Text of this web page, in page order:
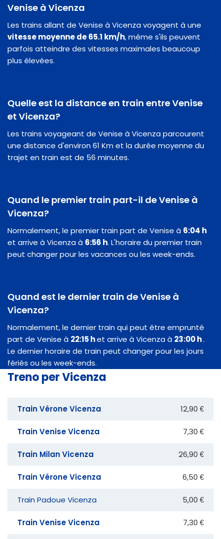
Venise à Vicenza
Les trains allant de Venise à Vicenza voyagent à une
vitesse moyenne de 65.1 km/h, même s'ils peuvent
parfois atteindre des vitesses maximales beaucoup
plus élevées.
Quelle est la distance en train entre Venise
et Vicenza?
Les trains voyageant de Venise à Vicenza parcourent
une distance d'environ 61 Km et la durée moyenne du
trajet en train est de 56 minutes.
Quand le premier train part-il de Venise à
Vicenza?
Normalement, le premier train part de Venise à 6:04 h
et arrive à Vicenza à 6:56 h. L'horaire du premier train
peut changer pour les vacances ou les week-ends.
Quand est le dernier train de Venise à
Vicenza?
Normalement, le dernier train qui peut être emprunté
part de Venise à 22:15 het arrive à Vicenza à 23:00 h.
Le dernier horaire de train peut changer pour les jours
fériés ou les week-ends.
Treno per Vicenza
Train Vérone Vicenza 12,90 €
Train Venise Vicenza 7,30 €
Train Milan Vicenza 26,90 €
Train Vérone Vicenza 6,50 €
Train Padoue Vicenza 5,00 €
Train Venise Vicenza 7,30 €